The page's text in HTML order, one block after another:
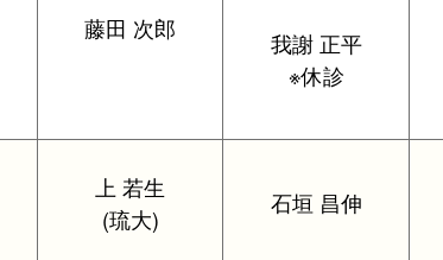
藤田 次郎
我謝 正平
※休診
上 若生
(琉大)
石垣 昌伸